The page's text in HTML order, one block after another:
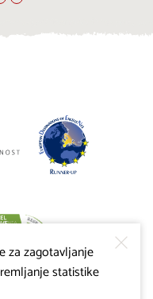
za zagotavljanje
statistike